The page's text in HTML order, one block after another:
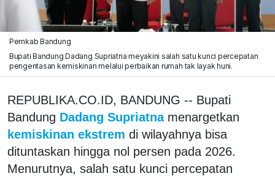
Pemkab Bandung
Bupati Bandung Dadang Supriatna meyakini salah satu kunci percepatan
pengentasan kemiskinan melalui perbaikan rumah tak layak huni.
REPUBLIKA.CO.ID, BANDUNG -- Bupati
Bandung Dadang Supriatna menargetkan
kemiskinan ekstrem di wilayahnya bisa
dituntaskan hingga nol persen pada 2026.
Menurutnya, salah satu kunci percepatan